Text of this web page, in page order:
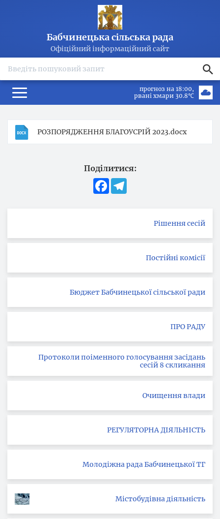
Бабчинецька сільська рада
Офіційний інформаційний сайт
прогноз на 18:00
рвані хмари 30.8℃
РОЗПОРЯДЖЕННЯ БЛАГОУСРІЙ 2023.docx
Поділитися:
Facebook
Рішення сесій
Постійні комісії
Бюджет Бабчинецької сільської ради
ПРО РАДУ
Протоколи поіменного голосування засідань
сесій 8 скликання
Очищення влади
РЕГУЛЯТОРНА ДІЯЛЬНІСТЬ
Молодіжна рада Бабчинецької ТГ
Містобудівна діяльність